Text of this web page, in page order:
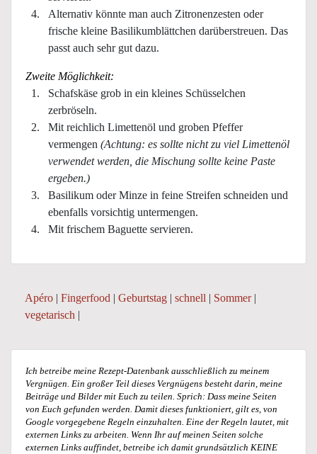
Alternativ könnte man auch Zitronenzesten oder
frische kleine Basilikumblättchen darüberstreuen. Das
passt auch sehr gut dazu.
Zweite Möglichkeit:
Schafskäse grob in ein kleines Schüsselchen
zerbröseln.
Mit reichlich Limettenöl und groben Pfeffer
vermengen (Achtung: es sollte nicht zu viel Limettenöl
verwendet werden, die Mischung sollte keine Paste
ergeben.)
Basilikum oder Minze in feine Streifen schneiden und
ebenfalls vorsichtig untermengen.
Mit frischem Baguette servieren.
Apéro | Fingerfood | Geburtstag | schnell | Sommer|
vegetarisch |
Ich betreibe meine Rezept-Datenbank ausschließlich zu meinem
Vergnügen. Ein großer Teil dieses Vergnügens besteht darin, meine
Beiträge und Bilder mit Euch zu teilen. Sprich: Dass meine Seiten
von Euch gefunden werden. Damit dieses funktioniert, gilt es, von
Google vorgegebene Regeln einzuhalten. Eine der Regeln lautet, mit
externen Links zu arbeiten. Wenn Ihr auf meinen Seiten solche
externen Links auffindet, betreibe ich damit grundsätzlich KEINE